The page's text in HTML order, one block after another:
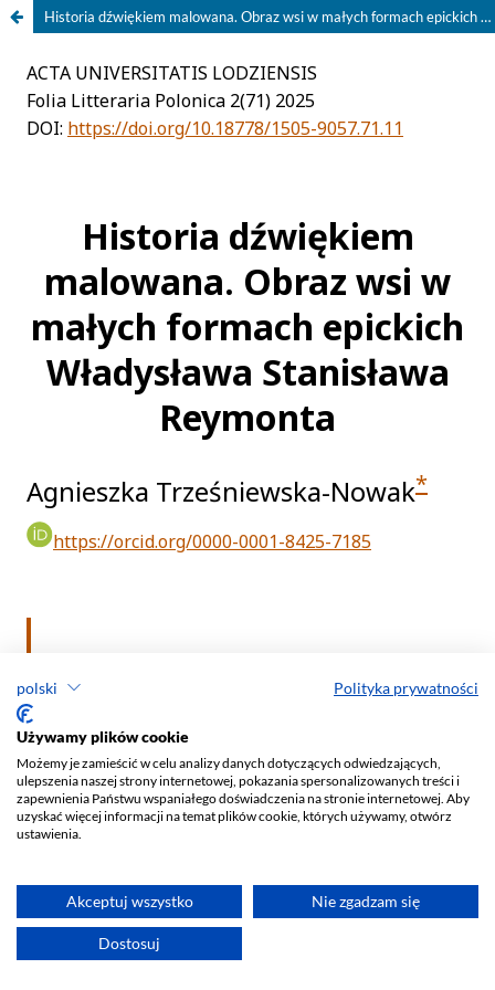
polski Polityka prywatności
Używamy plików cookie
Możemy je zamieścić w celu analizy danych dotyczących odwiedzających,
ulepszenia naszej strony internetowej, pokazania spersonalizowanych treści i
zapewnienia Państwu wspaniałego doświadczenia na stronie internetowej. Aby
uzyskać więcej informacji na temat plików cookie, których używamy, otwórz
ustawienia.
Akceptuj wszystko Nie zgadzam się
Dostosuj
Historia dźwiękiem malowana. Obraz wsi w małych formach epickich Władysława Stanisława Reymonta